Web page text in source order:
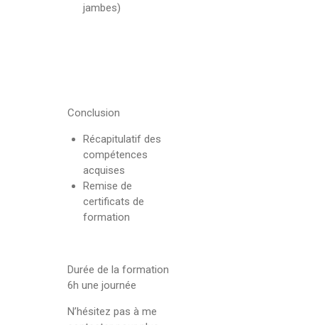
jambes)
Conclusion
Récapitulatif des
compétences
acquises
Remise de
certificats de
formation
Durée de la formation
6h une journée
N’hésitez pas à me